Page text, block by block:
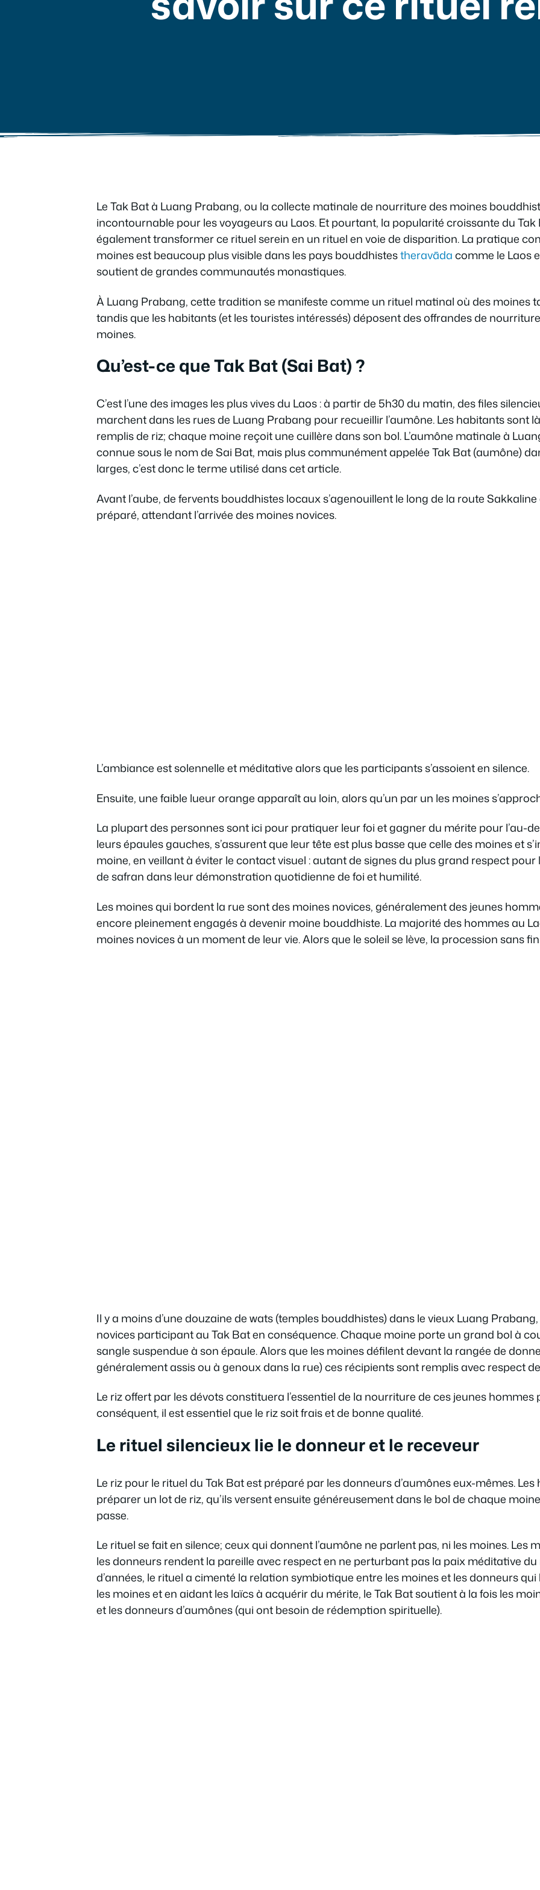
Le Tak Bat à Luang Prabang, ou la collecte matinale de nourriture des moines
incontournable pour les voyageurs au Laos. Et pourtant, la popularité croissante du
également transformer ce rituel serein en un rituel en voie de disparition. La pratique
moines est beaucoup plus visible dans les pays bouddhistestheravādacomme le Laos
soutient de grandes communautés monastiques.
À Luang Prabang, cette tradition se manifeste comme un rituel matinal où des moines
tandis que les habitants (et les touristes intéressés) déposent des offrandes de
moines.
Qu’est-ce que Tak Bat (Sai ​​Bat) ?
C’est l’une des images les plus vives du Laos : à partir de 5h30 du matin, des files
marchent dans les rues de Luang Prabang pour recueillir l’aumône. Les habitants sont
remplis de riz; chaque moine reçoit une cuillère dans son bol. L’aumône matinale à
connue sous le nom de Sai Bat, mais plus communément appelée Tak Bat (aumône)
larges, c’est donc le terme utilisé dans cet article.
Avant l’aube, de fervents bouddhistes locaux s’agenouillent le long de la route
préparé, attendant l’arrivée des moines novices.
L’ambiance est solennelle et méditative alors que les participants s’assoient en silence.
Ensuite, une faible lueur orange apparaît au loin, alors qu’un par un les moines
La plupart des personnes sont ici pour pratiquer leur foi et gagner du mérite pour l’au-
leurs épaules gauches, s’assurent que leur tête est plus basse que celle des moines et
moine, en veillant à éviter le contact visuel : autant de signes du plus grand respect
de safran dans leur démonstration quotidienne de foi et humilité.
Les moines qui bordent la rue sont des moines novices, généralement des jeunes
encore pleinement engagés à devenir moine bouddhiste. La majorité des hommes au
moines novices à un moment de leur vie. Alors que le soleil se lève, la procession sans
Il y a moins d’une douzaine de wats (temples bouddhistes) dans le vieux Luang
novices participant au Tak Bat en conséquence. Chaque moine porte un grand bol à
sangle suspendue à son épaule. Alors que les moines défilent devant la rangée de
généralement assis ou à genoux dans la rue) ces récipients sont remplis avec respect
Le riz offert par les dévots constituera l’essentiel de la nourriture de ces jeunes
conséquent, il est essentiel que le riz soit frais et de bonne qualité.
Le rituel silencieux lie le donneur et le receveur
Le riz pour le rituel du Tak Bat est préparé par les donneurs d’aumônes eux-mêmes.
préparer un lot de riz, qu’ils versent ensuite généreusement dans le bol de chaque
passe.
Le rituel se fait en silence; ceux qui donnent l’aumône ne parlent pas, ni les moines.
les donneurs rendent la pareille avec respect en ne perturbant pas la paix méditative
d’années, le rituel a cimenté la relation symbiotique entre les moines et les donneurs
les moines et en aidant les laïcs à acquérir du mérite, le Tak Bat soutient à la fois les
et les donneurs d’aumônes (qui ont besoin de rédemption spirituelle).